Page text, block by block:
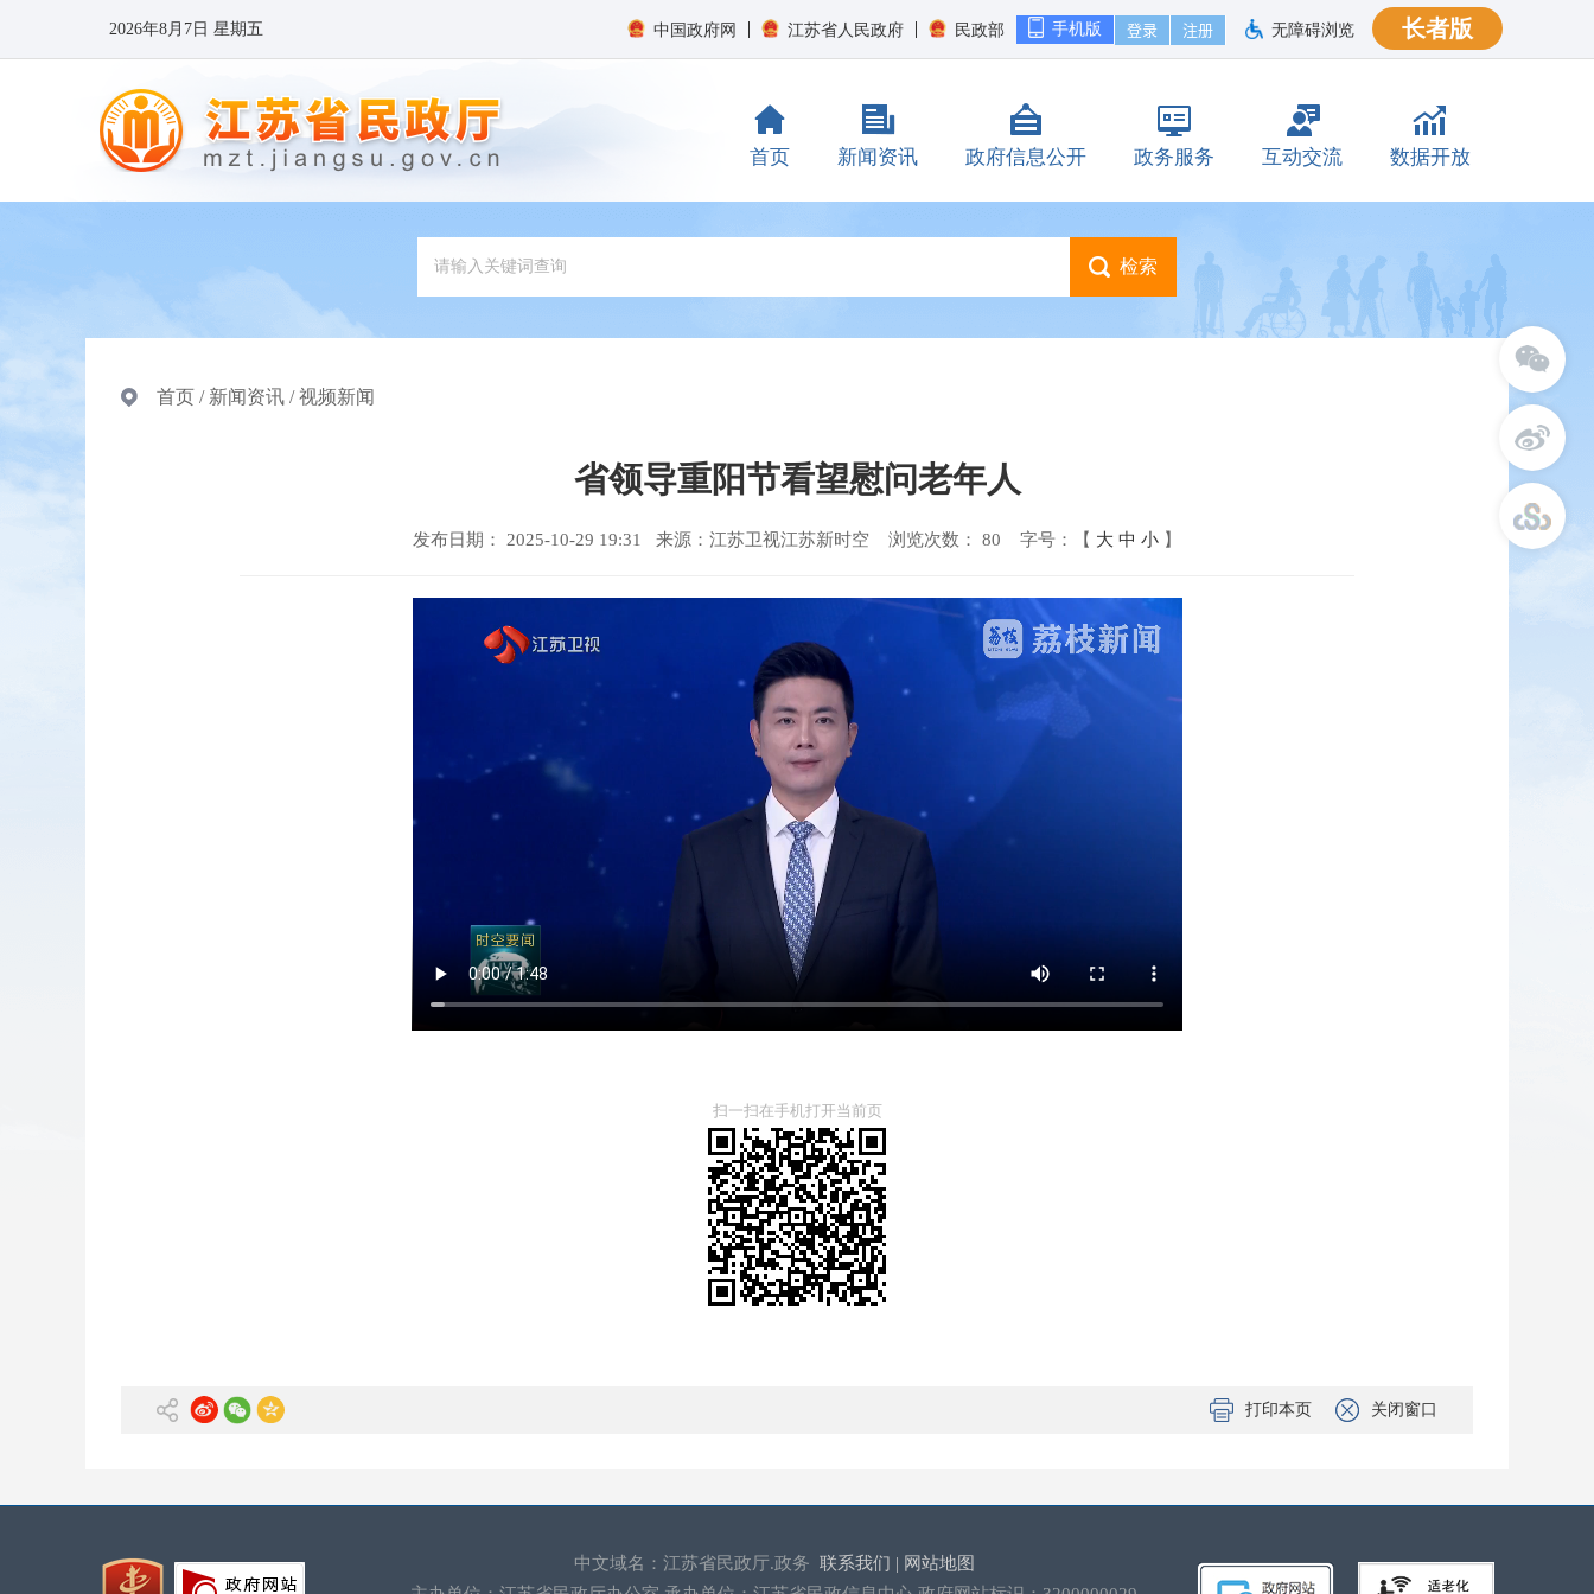
2026年8月7日 星期五 长者版
无障碍浏览
手机版
中国政府网 江苏省人民政府 民政部
首页 新闻资讯 政府信息公开 政务服务 互动交流 数据开放
首页 / 新闻资讯 /视频新闻
省领导重阳节看望慰问老年人
发布日期： 2025-10-29 19:31 来源： 江苏卫视江苏新时空 浏览次数： 80 字号：【 大 中 小 】
扫一扫在手机打开当前页
打印本页 关闭窗口
中文域名：江苏省民政厅.政务 联系我们 | 网站地图